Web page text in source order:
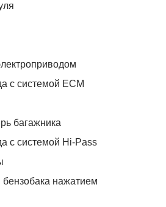
с системой ЕСМ
багажника
с системой Hi-Pass
нажатием